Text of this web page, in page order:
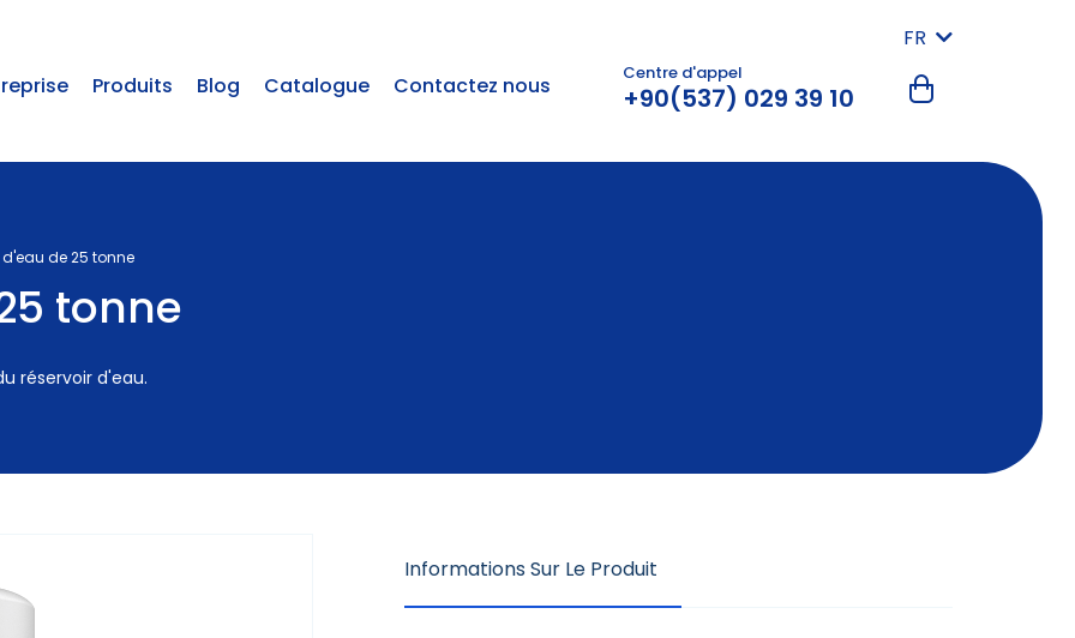
FR
Produits Blog Catalogue Contactez nous Centre d'appel
+90(537) 029 39 10
d'eau de 25 tonne
tonne
réservoir d'eau.
Informations Sur Le Produit